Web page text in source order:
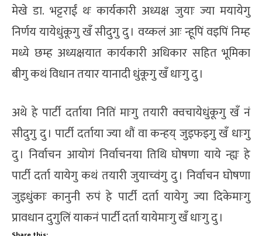
मेखे डा. भट्टराईं थः कार्यकारी अध्यक्ष जुयाः ज्या मयायेगु
निर्णय यायेधुंकूगु खँ सीदुगु दु । वय्कलं आः न्हूपिं वइपिं निम्ह
मध्ये छम्ह अध्यक्षयात कार्यकारी अधिकार सहित भूमिका
बीगु कथं विधान तयार यानादी धुंकूगु खँ धाःगु दु ।
अथे हे पार्टी दर्ताया नितिं माःगु तयारी क्वचायेधुंकूगु खँ नं
सीदुगु दु । पार्टी दर्ताया ज्या थौं वा कन्हय् जुइफइगु खँ धाःगु
दु । निर्वाचन आयोगं निर्वाचनया तिथि घोषणा याये न्ह्यः हे
पार्टी दर्ता यायेगु कथं तयारी जुयाच्वंगु दु । निर्वाचन घोषणा
जुइधुंकाः कानुनी रुपं हे पार्टी दर्ता यायेगु ज्या दिकेमाःगु
प्रावधान दुगुलिं याकनं पार्टी दर्ता यायेमाःगु खँ धाःगु दु ।